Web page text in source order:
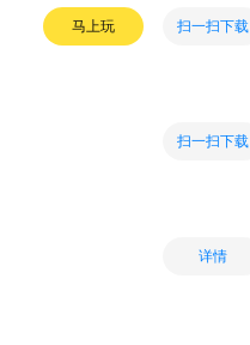
马上玩 扫一扫下载
扫一扫下载
详情